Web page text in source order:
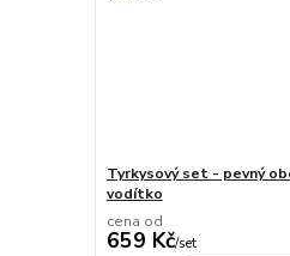
Tyrkysový set - pevný
vodítko
cena od
659 Kč/set